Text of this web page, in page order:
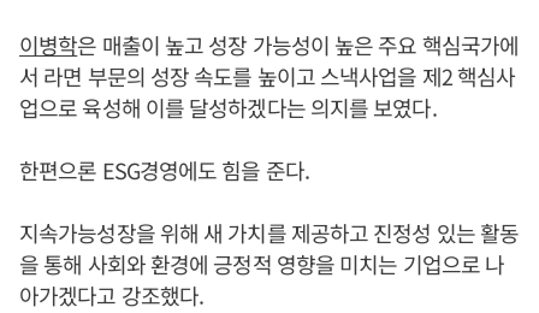
이병학은 매출이 높고 성장 가능성이 높은 주요 핵심국가에
서 라면 부문의 성장 속도를 높이고 스낵사업을 제2 핵심사
업으로 육성해 이를 달성하겠다는 의지를 보였다.
한편으론 ESG경영에도 힘을 준다.
지속가능성장을 위해 새 가치를 제공하고 진정성 있는 활동
을 통해 사회와 환경에 긍정적 영향을 미치는 기업으로 나
아가겠다고 강조했다.